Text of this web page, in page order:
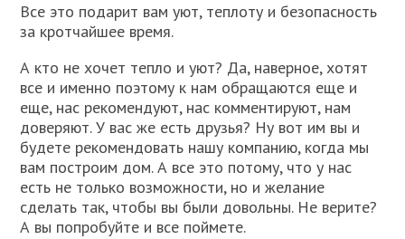
Все это подарит вам уют, теплоту и безопасность
за кротчайшее время.
А кто не хочет тепло и уют? Да, наверное, хотят
все и именно поэтому к нам обращаются еще и
еще, нас рекомендуют, нас комментируют, нам
доверяют. У вас же есть друзья? Ну вот им вы и
будете рекомендовать нашу компанию, когда мы
вам построим дом. А все это потому, что у нас
есть не только возможности, но и желание
сделать так, чтобы вы были довольны. Не верите?
А вы попробуйте и все поймете.